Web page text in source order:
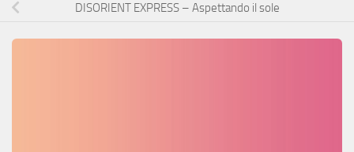
DISORIENT EXPRESS – Aspettando il sole